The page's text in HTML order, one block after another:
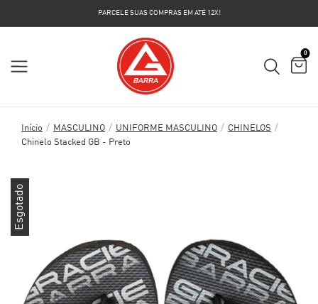
PARCELE SUAS COMPRAS EM ATÉ 12X!
0
Início / MASCULINO / UNIFORME MASCULINO / CHINELOS /
Chinelo Stacked GB - Preto
Esgotado